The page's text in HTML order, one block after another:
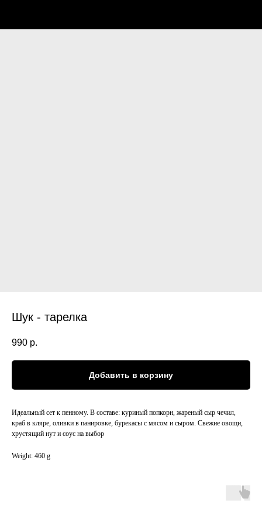
Шук - тарелка
990 р.
Добавить в корзину
Идеальный сет к пенному. В составе: куриный попкорн, жареный сыр чечил,
краб в кляре, оливки в панировке, бурекасы с мясом и сыром. Свежие овощи,
хрустящий нут и соус на выбор
Weight: 460 g